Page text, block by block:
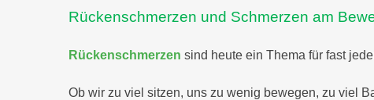
Rückenschmerzen und Schmerzen am
Rückenschmerzen sind heute ein Thema für fast
Ob wir zu viel sitzen, uns zu wenig bewegen, zu viel